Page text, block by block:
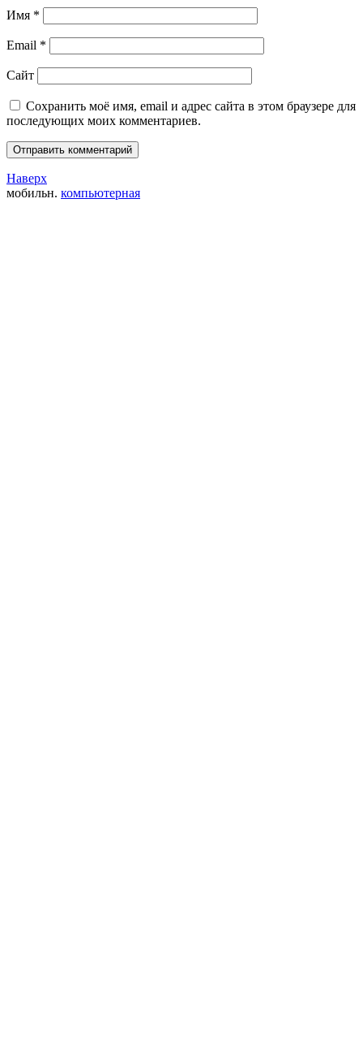
Имя *
Email *
Сайт
Сохранить моё имя, email и адрес сайта в этом браузере для
последующих моих комментариев.
Наверх
мобильн. компьютерная